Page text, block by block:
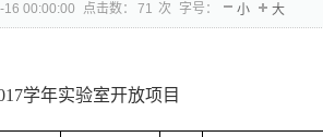
16 00:00:00 点击数： 71 次 字号： 小 大
学年实验室开放项目